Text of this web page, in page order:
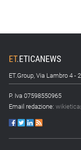
Gramegna (ERG):
investimenti»
14.07.26 - 11:00
Tornano le
Mcc colloca social
ET.ETICANEWS
ET.Group, Via Lambro 4 -
P. Iva 07598550965
Email redazione: